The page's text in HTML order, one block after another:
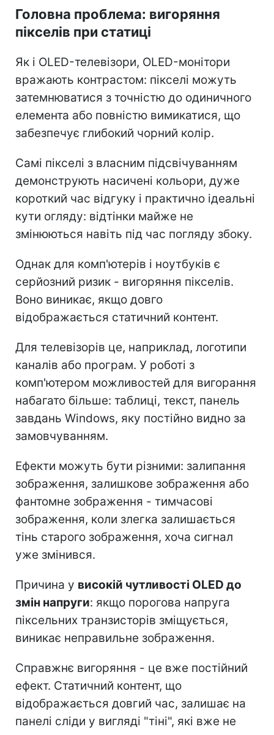
Головна проблема: вигоряння
пікселів при статиці
Як і OLED-телевізори, OLED-монітори
вражають контрастом: пікселі можуть
затемнюватися з точністю до одиничного
елемента або повністю вимикатися, що
забезпечує глибокий чорний колір.
Самі пікселі з власним підсвічуванням
демонструють насичені кольори, дуже
короткий час відгуку і практично ідеальні
кути огляду: відтінки майже не
змінюються навіть під час погляду збоку.
Однак для комп'ютерів і ноутбуків є
серйозний ризик - вигоряння пікселів.
Воно виникає, якщо довго
відображається статичний контент.
Для телевізорів це, наприклад, логотипи
каналів або програм. У роботі з
комп'ютером можливостей для вигорання
набагато більше: таблиці, текст, панель
завдань Windows, яку постійно видно за
замовчуванням.
Ефекти можуть бути різними: залипання
зображення, залишкове зображення або
фантомне зображення - тимчасові
зображення, коли злегка залишається
тінь старого зображення, хоча сигнал
уже змінився.
Причина у високій чутливості OLED до
змін напруги: якщо порогова напруга
піксельних транзисторів зміщується,
виникає неправильне зображення.
Справжнє вигоряння - це вже постійний
ефект. Статичний контент, що
відображається довгий час, залишає на
панелі сліди у вигляді "тіні", які вже не